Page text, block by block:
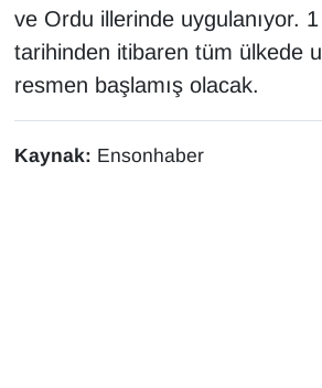
ve Ordu illerinde uygulanıyor.
tarihinden itibaren tüm ülkede
resmen başlamış olacak.
Kaynak: Ensonhaber